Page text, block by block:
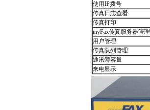
使用IP拨号
传真日志查看
传真打印
myFax传真服务器管理
用户管理
传真队列管理
通讯簿容量
来电显示